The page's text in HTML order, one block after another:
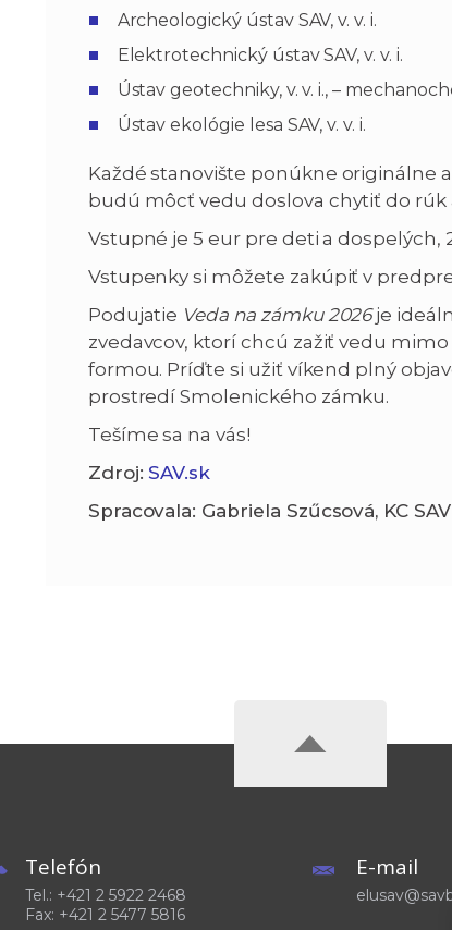
Archeologický ústav SAV, v. v. i.
Elektrotechnický ústav SAV, v. v. i.
Ústav geotechniky, v. v. i., –
Ústav ekológie lesa SAV, v. v. i.
Každé stanovište ponúkne originálne
budú môcť vedu doslova chytiť do rúk
Vstupné je 5 eur pre deti a dospelých,
Vstupenky si môžete zakúpiť v
Podujatie Veda na zámku 2026je
zvedavcov, ktorí chcú zažiť vedu
formou. Príďte si užiť víkend plný
prostredí Smolenického zámku.
Tešíme sa na vás!
Zdroj: SAV.sk
Spracovala: Gabriela Szűcsová, KC
Telefón
Tel.: +421 2 5922 2468
Fax: +421 2 5477 5816
E-mail